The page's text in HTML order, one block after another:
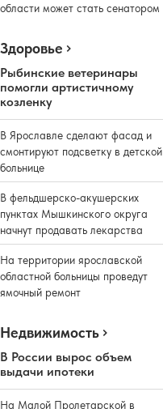
области может стать сенатором
Здоровье
Рыбинские ветеринары
помогли артистичному
козленку
В Ярославле сделают фасад и
смонтируют подсветку в детской
больнице
В фельдшерско-акушерских
пунктах Мышкинского округа
начнут продавать лекарства
На территории ярославской
областной больницы проведут
ямочный ремонт
Недвижимость
В России вырос объем
выдачи ипотеки
На Малой Пролетарской в